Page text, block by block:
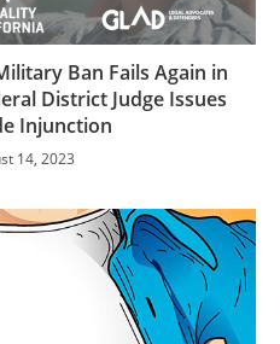
Ban Fails Again in
District Judge Issues
Injunction
14, 2023